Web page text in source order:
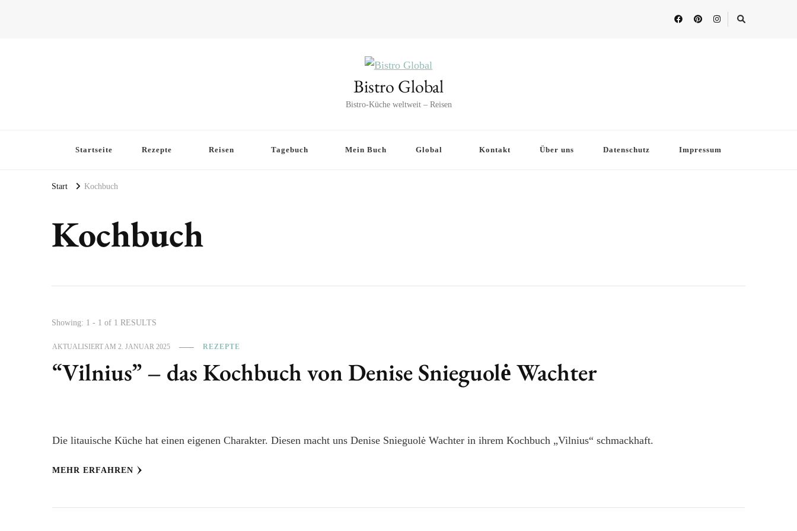
Bistro Global
Bistro-Küche weltweit – Reisen
Startseite Rezepte Reisen Tagebuch Mein Buch Global Kontakt Über uns Datenschutz Impressum
Start Kochbuch
Kochbuch
Showing: 1 - 1 of 1 RESULTS
AKTUALISIERT AM 2. JANUAR 2025 REZEPTE
“Vilnius” – das Kochbuch von Denise Snieguolė Wachter
Die litauische Küche hat einen eigenen Charakter. Diesen macht uns Denise Snieguolė Wachter in ihrem Kochbuch „Vilnius“ schmackhaft.
MEHR ERFAHREN